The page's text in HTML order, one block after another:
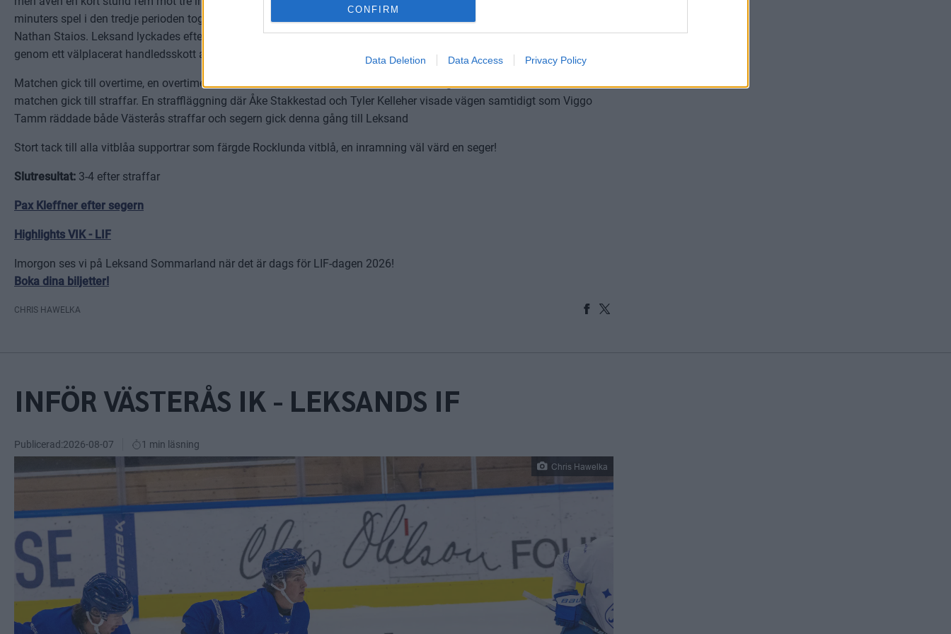
CONFIRM
Data Deletion Data Access Privacy Policy
minuters spel i den tredje perioden tog Leksand ledningen för första gången i matchen och det genom try-out backen
Nathan Staios. Leksand lyckades efter det inte stänga matchen utan Västerås kunde kvittera med fyra minuter kvar
genom ett välplacerat handledsskott av Emil Ekholm.
Matchen gick till overtime, en overtime där chanserna avlöste varandra men de båda lagens målvakter stod emot och
matchen gick till straffar. En straffläggning där Åke Stakkestad och Tyler Kelleher visade vägen samtidigt som Viggo
Tamm räddade både Västerås straffar och segern gick denna gång till Leksand
Stort tack till alla vitblåa supportrar som färgde Rocklunda vitblå, en inramning väl värd en seger!
Slutresultat: 3-4 efter straffar
Pax Kleffner efter segern
Highlights VIK - LIF
Imorgon ses vi på Leksand Sommarland när det är dags för LIF-dagen 2026!
Boka dina biljetter!
CHRIS HAWELKA
INFÖR VÄSTERÅS IK - LEKSANDS IF
Publicerad:2026-08-07 1 min läsning
Chris Hawelka